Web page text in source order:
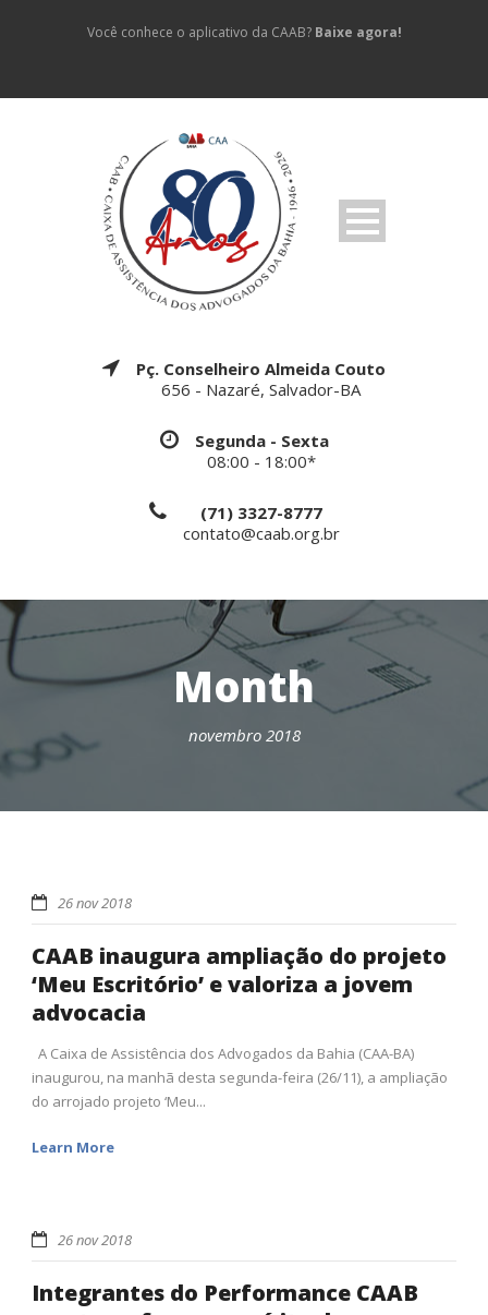
Você conhece o aplicativo da CAAB? Baixe agora!
Pç. Conselheiro Almeida Couto
656 - Nazaré, Salvador-BA
Segunda - Sexta
08:00 - 18:00*
(71) 3327-8777
contato@caab.org.br
Month
novembro 2018
26 nov 2018
CAAB inaugura ampliação do projeto
‘Meu Escritório’ e valoriza a jovem
advocacia
A Caixa de Assistência dos Advogados da Bahia (CAA-BA)
inaugurou, na manhã desta segunda-feira (26/11), a ampliação
do arrojado projeto ‘Meu...
Learn More
26 nov 2018
Integrantes do Performance CAAB